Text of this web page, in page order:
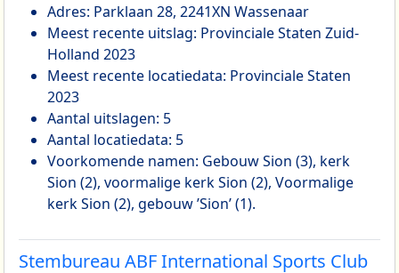
Adres: Parklaan 28, 2241XN Wassenaar
Meest recente uitslag: Provinciale Staten Zuid-
Holland 2023
Meest recente locatiedata: Provinciale Staten
2023
Aantal uitslagen: 5
Aantal locatiedata: 5
Voorkomende namen: Gebouw Sion (3), kerk
Sion (2), voormalige kerk Sion (2), Voormalige
kerk Sion (2), gebouw ’Sion’ (1).
Stembureau ABF International Sports Club